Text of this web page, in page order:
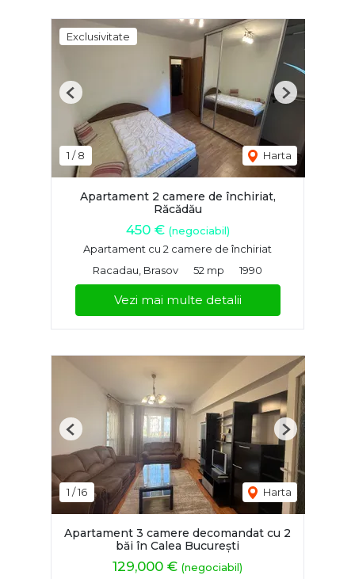
Exclusivitate
1 /8 Harta
Previous Next
Apartament 2 camere de închiriat,
Răcădău
450 € (negociabil)
Apartament cu 2 camere de închiriat
Racadau, Brasov
52 mp 1990
Vezi mai multe detalii
1 /16 Harta
Previous Next
Apartament 3 camere decomandat cu 2
băi în Calea București
129,000 € (negociabil)